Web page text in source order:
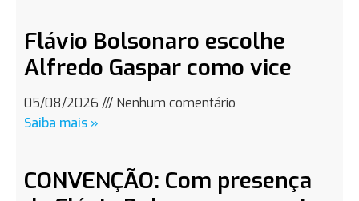
Flávio Bolsonaro escolhe
Alfredo Gaspar como vice
05/08/2026
Nenhum comentário
Saiba mais »
CONVENÇÃO: Com presença